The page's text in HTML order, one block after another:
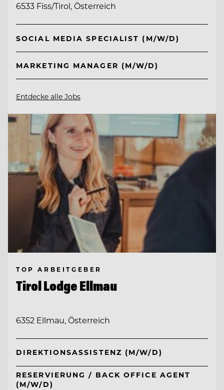
6533 Fiss/Tirol, Österreich
SOCIAL MEDIA SPECIALIST (M/W/D)
MARKETING MANAGER (M/W/D)
Entdecke alle Jobs
TOP ARBEITGEBER
Tirol Lodge Ellmau
6352 Ellmau, Österreich
DIREKTIONSASSISTENZ (M/W/D)
RESERVIERUNG / BACK OFFICE AGENT
(M/W/D)